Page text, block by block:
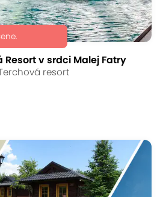
v srdci Malej Fatry
resort